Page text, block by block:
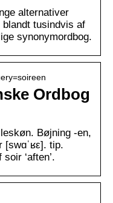
alternativer
tusindvis af
synonymordbog.
Ordbog
Bøjning -en,
[swɑˈʁε]. tip.
‘aften’.